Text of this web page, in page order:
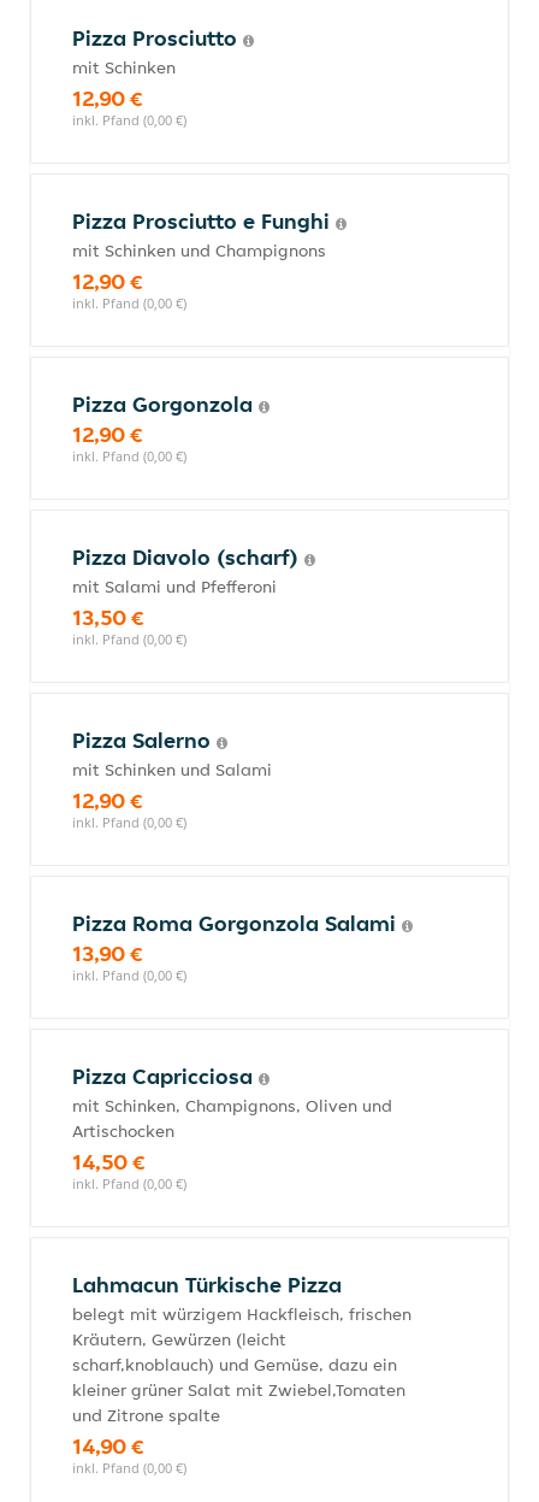
Pizza Prosciutto
mit Schinken
12,90 €
inkl. Pfand (0,00 €)
Pizza Prosciutto e Funghi
mit Schinken und Champignons
12,90 €
inkl. Pfand (0,00 €)
Pizza Gorgonzola
12,90 €
inkl. Pfand (0,00 €)
Pizza Diavolo (scharf)
mit Salami und Pfefferoni
13,50 €
inkl. Pfand (0,00 €)
Pizza Salerno
mit Schinken und Salami
12,90 €
inkl. Pfand (0,00 €)
Pizza Roma Gorgonzola Salami
13,90 €
inkl. Pfand (0,00 €)
Pizza Capricciosa
mit Schinken, Champignons, Oliven und
Artischocken
14,50 €
inkl. Pfand (0,00 €)
Lahmacun Türkische Pizza
belegt mit würzigem Hackfleisch, frischen
Kräutern, Gewürzen (leicht
scharf,knoblauch) und Gemüse, dazu ein
kleiner grüner Salat mit Zwiebel,Tomaten
und Zitrone spalte
14,90 €
inkl. Pfand (0,00 €)